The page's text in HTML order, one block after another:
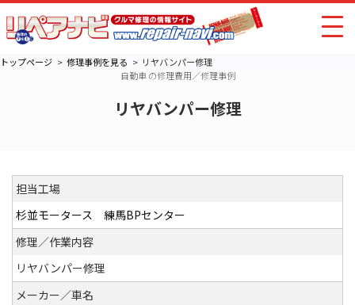
トップページ 修理事例を見る
リヤバンパー修理
自動車 の修理費用／修理事例
リヤバンパー修理
担当工場
杉並モータース 練馬BPセンター
修理／作業内容
リヤバンパー修理
メーカー／車名